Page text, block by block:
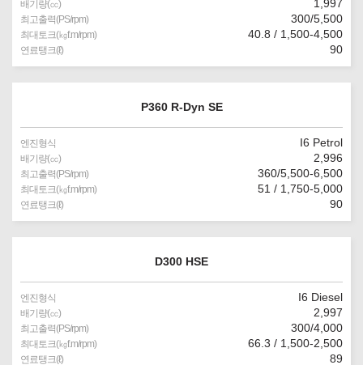
배기량(㏄) 1,997
최고출력(PS/rpm) 300/5,500
최대토크(㎏f.m/rpm) 40.8 / 1,500-4,500
연료탱크(ℓ) 90
P360 R-Dyn SE
엔진형식 I6 Petrol
배기량(㏄) 2,996
최고출력(PS/rpm) 360/5,500-6,500
최대토크(㎏f.m/rpm) 51 / 1,750-5,000
연료탱크(ℓ) 90
D300 HSE
엔진형식 I6 Diesel
배기량(㏄) 2,997
최고출력(PS/rpm) 300/4,000
최대토크(㎏f.m/rpm) 66.3 / 1,500-2,500
연료탱크(ℓ) 89